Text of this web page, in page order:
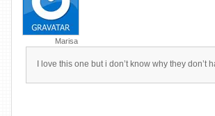
Marisa
I love this one but i don’t know why they don’t